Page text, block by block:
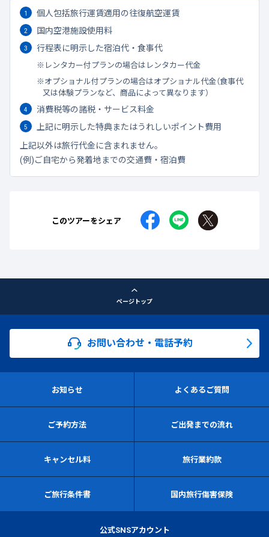
個人包括旅行運賃適用の往復航空運賃
国内空港施設使用料
行程表に明示した宿泊代・食事代
レンタカー付プランの場合はレンタカー代金
オプショナル付プランの場合はオプショナル代金（食事代
又は体験プランなど、商品によって異なります）
消費税等の諸税・サービス料金
上記に明示した特典またはうれしいポイント費用
上記以外は旅行代金に含まれません。
(例)ご自宅から発着地までの交通費・宿泊費
このツアーをシェア
ページトップ
お問い合わせ・電話予約
お知らせ よくあるご質問
ご予約方法 ご出発までの流れ
キャンセル料 旅行業約款
ご旅行条件書 国内旅行傷害保険
公式SNSアカウント